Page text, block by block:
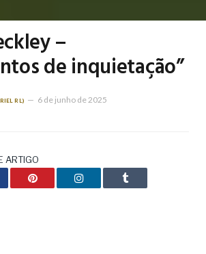
–
de inquietação”
RL) 6 de junho de 2025
ARTIGO
Pinterest LinkedIn Tumblr